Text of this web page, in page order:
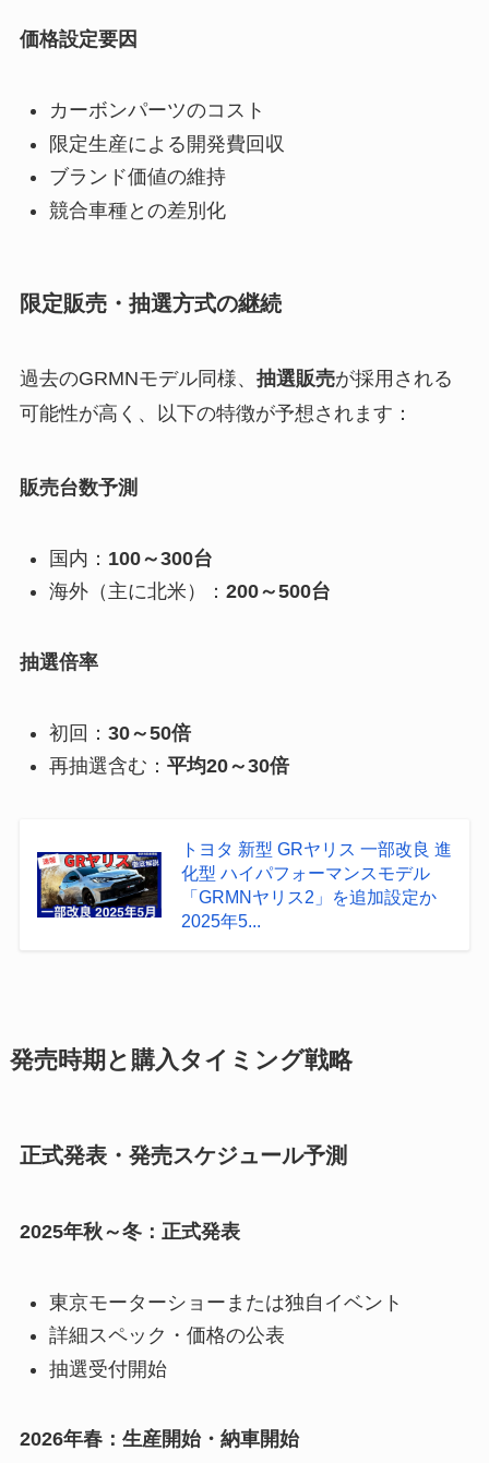
価格設定要因
カーボンパーツのコスト
限定生産による開発費回収
ブランド価値の維持
競合車種との差別化
限定販売・抽選方式の継続
過去のGRMNモデル同様、 抽選販売が採用される
可能性が高く、以下の特徴が予想されます：
販売台数予測
国内： 100～300台
海外（主に北米）： 200～500台
抽選倍率
初回： 30～50倍
再抽選含む： 平均20～30倍
トヨタ 新型 GRヤリス 一部改良 進
化型 ハイパフォーマンスモデル
「GRMNヤリス2」を追加設定か
2025年5...
発売時期と購入タイミング戦略
正式発表・発売スケジュール予測
2025年秋～冬：正式発表
東京モーターショーまたは独自イベント
詳細スペック・価格の公表
抽選受付開始
2026年春：生産開始・納車開始